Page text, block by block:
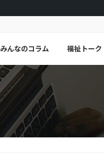
みんなのコラム 福祉トーク